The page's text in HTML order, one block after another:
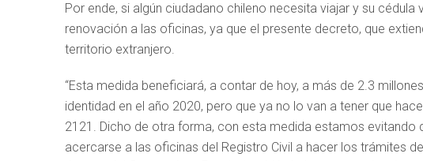
Por ende, si algún ciudadano chileno necesita viajar y su
renovación a las oficinas, ya que el presente decreto, que
territorio extranjero.
“Esta medida beneficiará, a contar de hoy, a más de 2.3
identidad en el año 2020, pero que ya no lo van a tener que
2121. Dicho de otra forma, con esta medida estamos evitando
acercarse a las oficinas del Registro Civil a hacer los trámites